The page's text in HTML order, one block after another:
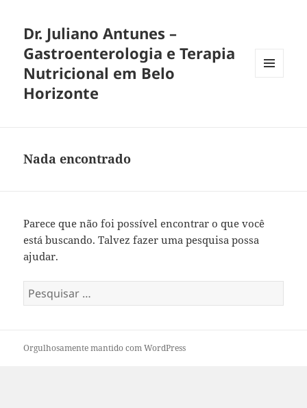
Dr. Juliano Antunes –
Gastroenterologia e Terapia
Nutricional em Belo
Horizonte
Nada encontrado
Parece que não foi possível encontrar o que você
está buscando. Talvez fazer uma pesquisa possa
ajudar.
Pesquisar
por:
Orgulhosamente mantido com WordPress